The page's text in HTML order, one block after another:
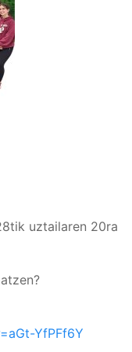
uztailaren 20ra
YfPFf6Y